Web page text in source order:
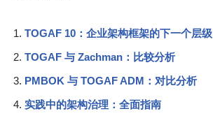
TOGAF 10：企业架构框架的下一个层级
TOGAF 与 Zachman：比较分析
PMBOK 与 TOGAF ADM：对比分析
实践中的架构治理：全面指南